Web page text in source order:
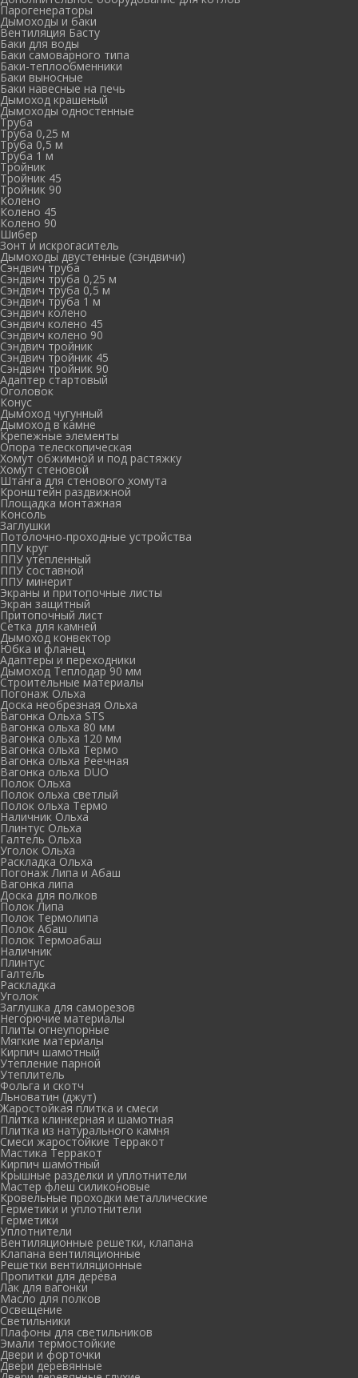
Парогенераторы
Дымоходы и баки
Вентиляция Басту
Баки для воды
Баки самоварного типа
Баки-теплообменники
Баки выносные
Баки навесные на печь
Дымоход крашеный
Дымоходы одностенные
Труба
Труба 0,25 м
Труба 0,5 м
Труба 1 м
Тройник
Тройник 45
Тройник 90
Колено
Колено 45
Колено 90
Шибер
Зонт и искрогаситель
Дымоходы двустенные (сэндвичи)
Сэндвич труба
Сэндвич труба 0,25 м
Сэндвич труба 0,5 м
Сэндвич труба 1 м
Сэндвич колено
Сэндвич колено 45
Сэндвич колено 90
Сэндвич тройник
Сэндвич тройник 45
Сэндвич тройник 90
Адаптер стартовый
Оголовок
Конус
Дымоход чугунный
Дымоход в камне
Крепежные элементы
Опора телескопическая
Хомут обжимной и под растяжку
Хомут стеновой
Штанга для стенового хомута
Кронштейн раздвижной
Площадка монтажная
Консоль
Заглушки
Потолочно-проходные устройства
ППУ круг
ППУ утепленный
ППУ составной
ППУ минерит
Экраны и притопочные листы
Экран защитный
Притопочный лист
Сетка для камней
Дымоход конвектор
Юбка и фланец
Адаптеры и переходники
Дымоход Теплодар 90 мм
Cтроительные материалы
Погонаж Ольха
Доска необрезная Ольха
Вагонка Ольха STS
Вагонка ольха 80 мм
Вагонка ольха 120 мм
Вагонка ольха Термо
Вагонка ольха Реечная
Вагонка ольха DUO
Полок Ольха
Полок ольха светлый
Полок ольха Термо
Наличник Ольха
Плинтус Ольха
Галтель Ольха
Уголок Ольха
Раскладка Ольха
Погонаж Липа и Абаш
Вагонка липа
Доска для полков
Полок Липа
Полок Термолипа
Полок Абаш
Полок Термоабаш
Наличник
Плинтус
Галтель
Раскладка
Уголок
Заглушка для саморезов
Негорючие материалы
Плиты огнеупорные
Мягкие материалы
Кирпич шамотный
Утепление парной
Утеплитель
Фольга и скотч
Льноватин (джут)
Жаростойкая плитка и смеси
Плитка клинкерная и шамотная
Плитка из натурального камня
Смеси жаростойкие Терракот
Мастика Терракот
Кирпич шамотный
Крышные разделки и уплотнители
Мастер флеш силиконовые
Кровельные проходки металлические
Герметики и уплотнители
Герметики
Уплотнители
Вентиляционные решетки, клапана
Клапана вентиляционные
Решетки вентиляционные
Пропитки для дерева
Лак для вагонки
Масло для полков
Освещение
Светильники
Плафоны для светильников
Эмали термостойкие
Двери и форточки
Двери деревянные